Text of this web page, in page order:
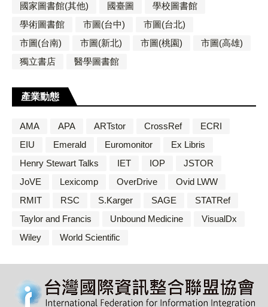
國家圖書館(其他)
國臺圖
學校圖書館
學術圖書館
市圖(台中)
市圖(台北)
市圖(台南)
市圖(新北) 市圖(桃園)
市圖(高雄)
獨立書店
醫學圖書館
產業動態
AMA APA ARTstor CrossRef
ECRI
EIU
Emerald Euromonitor
Ex Libris
Henry Stewart Talks
IET IOP
JSTOR
JoVE
Lexicomp OverDrive
Ovid LWW
RMIT
RSC S.Karger SAGE
STATRef
Taylor and Francis
Unbound Medicine
VisualDx
Wiley
World Scientific